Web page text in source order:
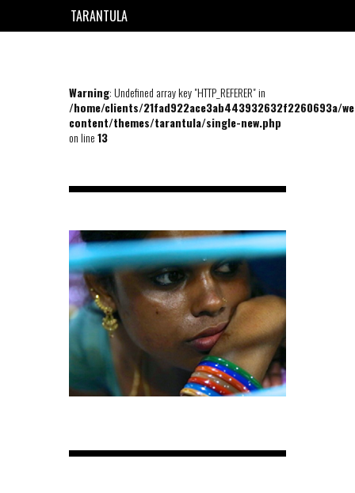
TARANTULA
Warning: Undefined array key "HTTP_REFERER" in
/home/clients/21fad922ace3ab443932632f2260693a/
content/themes/tarantula/single-new.php
on line13